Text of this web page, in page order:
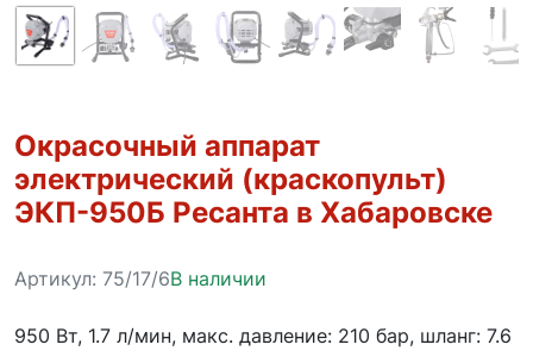
Окрасочный аппарат
электрический (краскопульт)
ЭКП-950Б Ресанта в Хабаровске
Артикул: 75/17/6В наличии
950 Вт, 1.7 л/мин, макс. давление: 210 бар, шланг: 7.6